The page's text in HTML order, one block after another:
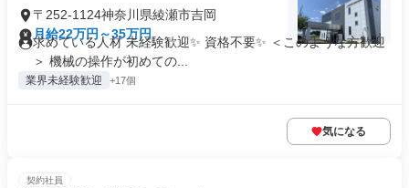
〒252-1124神奈川県綾瀬市吉岡
月給22万円～35万円
求めている人材 未経験歓迎✨ 資格不要✨ ＜このような方歓迎
＞ 機械の操作が初めての...
業界未経験歓迎 +17個
気になる
契約社員